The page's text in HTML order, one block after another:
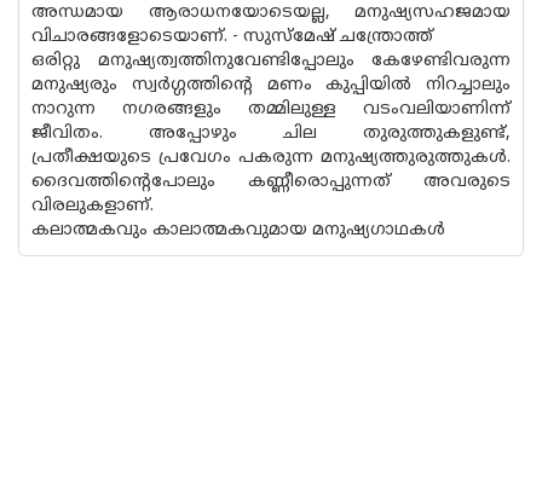
അന്ധമായ ആരാധനയോടെയല്ല, മനുഷ്യസഹജമായ
വിചാരങ്ങളോടെയാണ്. - സു‌സ്മേഷ് ചന്ത്രോത്ത്
ഒരിറ്റു മനുഷ്യത്വത്തിനുവേണ്ടിപ്പോലും കേഴേണ്ടിവരുന്ന
മനുഷ്യരും സ്വർഗ്ഗത്തിൻ്റെ മണം കുപ്പിയിൽ നിറച്ചാലും
നാറുന്ന നഗരങ്ങളും തമ്മിലുള്ള വടംവലിയാണിന്ന്
ജീവിതം. അപ്പോഴും ചില തുരുത്തുകളുണ്ട്,
പ്രതീക്ഷയുടെ പ്രവേഗം പകരുന്ന മനുഷ്യത്തുരുത്തുകൾ.
ദൈവത്തിൻ്റെപോലും കണ്ണീരൊപ്പുന്നത് അവരുടെ
വിരലുകളാണ്.
കലാത്മകവും കാലാത്മകവുമായ മനുഷ്യഗാഥകൾ